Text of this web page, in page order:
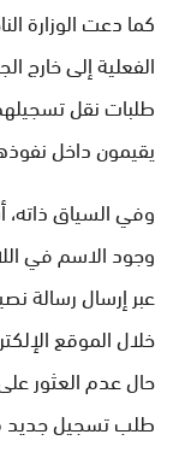
كما دعت الوزارة
الفعلية إلى خارج
طلبات نقل
يقيمون داخل
وفي السياق ذاته،
وجود الاسم في
خلال الموقع
حال عدم العثور
طلب تسجيل جديد